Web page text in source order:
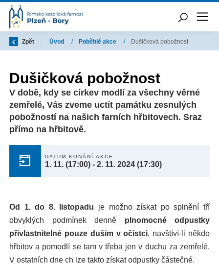
Zpět Úvod / Poběhlé akce / Dušičková pobožnost
Dušičková pobožnost
V době, kdy se církev modlí za všechny věrné
zemřelé, Vás zveme uctít památku zesnulých
pobožností na našich farních hřbitovech. Sraz
přímo na hřbitově.
DATUM KONÁNÍ AKCE
1. 11. (17:00) -2. 11. 2024 (17:30)
Od 1. do 8. listopadu je možno získat po splnění tří
obvyklých podmínek denně plnomocné odpustky
přivlastnitelné pouze duším v očistci, navštíví-li někdo
hřbitov a pomodlí se tam v třeba jen v duchu za zemřelé.
V ostatních dne ch lze takto získat odpustky částečné.